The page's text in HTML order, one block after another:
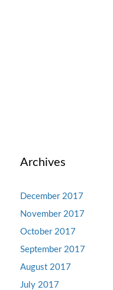
Archives
December 2017
November 2017
October 2017
September 2017
August 2017
July 2017